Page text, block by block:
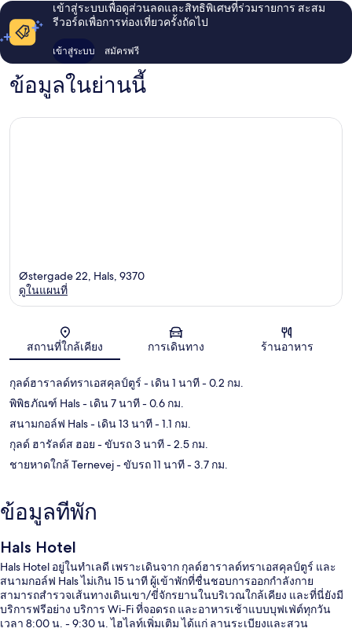
เข้าสู่ระบบเพื่อดูส่วนลดและสิทธิพิเศษที่ร่วมรายการ สะสม
รีวอร์ดเพื่อการท่องเที่ยวครั้งถัดไป
เข้าสู่ระบบ สมัครฟรี
ข้อมูลในย่านนี้
แผนที่
Østergade 22, Hals, 9370
ดูในแผนที่
สถานที่ใกล้เคียง การเดินทาง ร้านอาหาร
กุลด์ฮาราลด์ทราเอสคุลป์ตูร์ - เดิน 1 นาที- 0.2 กม.
พิพิธภัณฑ์ Hals- เดิน 7 นาที- 0.6 กม.
สนามกอล์ฟ Hals- เดิน 13 นาที- 1.1 กม.
กุลด์ ฮารัลด์ส ฮอย - ขับรถ 3 นาที- 2.5 กม.
ชายหาดใกล้ Ternevej- ขับรถ 11 นาที- 3.7 กม.
ข้อมูลที่พัก
Hals Hotel
Hals Hotel อยู่ในทำเลดี เพราะเดินจาก กุลด์ฮาราลด์ทราเอสคุลป์ตูร์ และ
สนามกอล์ฟ Hals ไม่เกิน 15 นาที ผู้เข้าพักที่ชื่นชอบการออกกำลังกาย
สามารถสำรวจเส้นทางเดินเขา/ขี่จักรยานในบริเวณใกล้เคียง และที่นี่ยังมี
บริการฟรีอย่าง บริการ Wi-Fi ที่จอดรถ และอาหารเช้าแบบบุฟเฟ่ต์ทุกวัน
เวลา 8:00 น. - 9:30 น. ไฮไลท์เพิ่มเติม ได้แก่ ลานระเบียงและสวน